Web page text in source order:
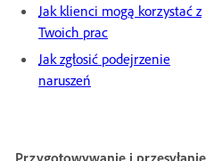
Jak klienci mogą korzystać z
Twoich prac
Jak zgłosić podejrzenie
naruszeń
Przygotowywanie i przesyłanie